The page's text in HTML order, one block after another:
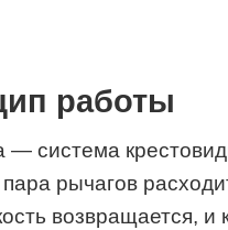
работы
— система
рычагов
возвращается, и